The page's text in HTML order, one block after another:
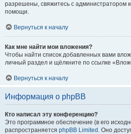
разрешены, свяжитесь с администратором
помощи.
Вернуться к началу
Как мне найти мои вложения?
Чтобы найти список добавленных вами
личный раздел и щёлкните по ссылке
Вернуться к началу
Информация о phpBB
Кто написал эту конференцию?
Это программное обеспечение (в его
распространяется phpBB Limited . Оно